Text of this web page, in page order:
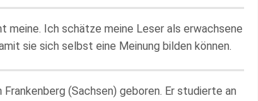
meine. Ich schätze meine Leser als erwachsene
sie sich selbst eine Meinung bilden können.
(Sachsen) geboren. Er studierte an